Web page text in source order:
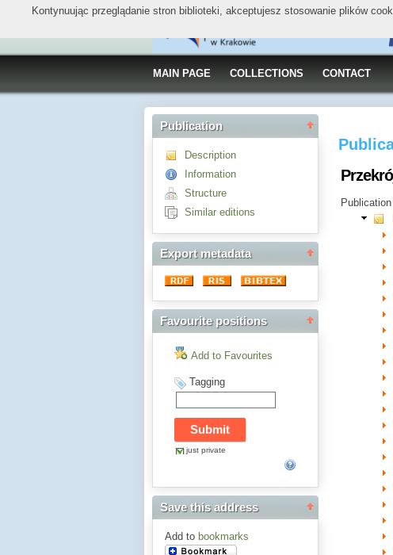
MAIN PAGE COLLECTIONS CONTACT
Publication
Description
Information
Structure
Similar editions
Export metadata
Favourite positions
Add to Favourites
Tagging
just private
Save this address
Add to bookmarks
Kontynuując przeglądanie stron biblioteki, akceptujesz stosowanie plików